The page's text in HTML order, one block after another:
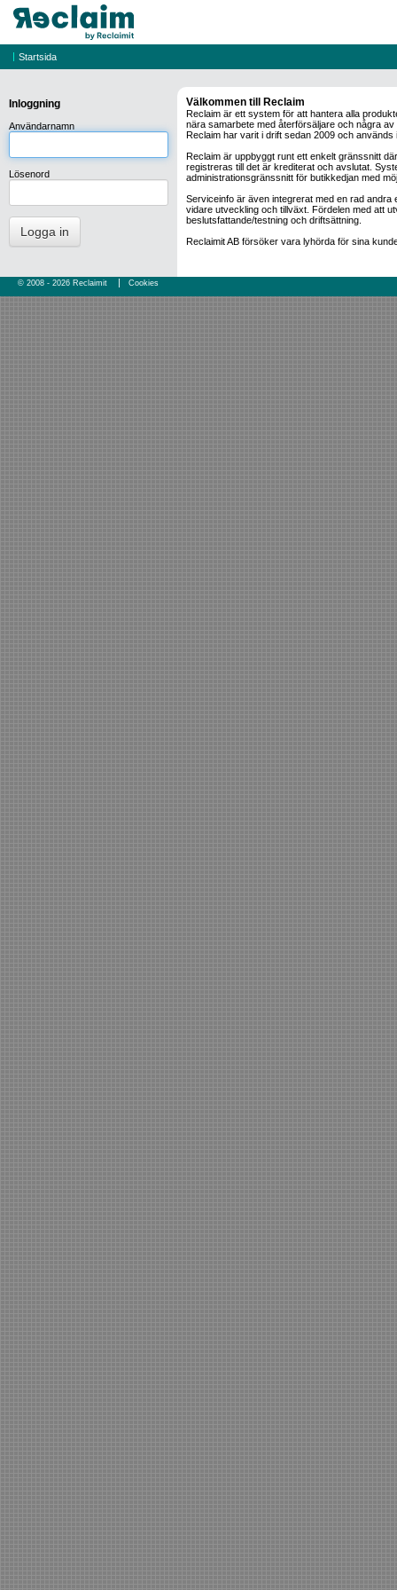
| Startsida
Inloggning
Användarnamn
Lösenord
Logga in
Välkommen till Reclaim
Reclaim är ett system för att hantera alla
nära samarbete med återförsäljare och några
Reclaim har varit i drift sedan 2009 och
Reclaim är uppbyggt runt ett enkelt gränssnitt
registreras till det är krediterat och avslutat.
administrationsgränssnitt för butikkedjan med
Serviceinfo är även integrerat med en rad
vidare utveckling och tillväxt. Fördelen med att
beslutsfattande/testning och driftsättning.
Reclaimit AB försöker vara lyhörda för sina
© 2008 - 2026 Reclaimit | Cookies